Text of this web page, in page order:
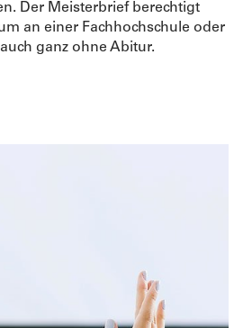
Der Meisterbrief berechtigt
an einer Fachhochschule oder
ganz ohne Abitur.